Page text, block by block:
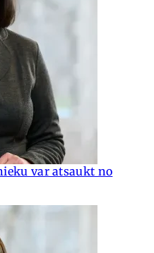
var atsaukt no